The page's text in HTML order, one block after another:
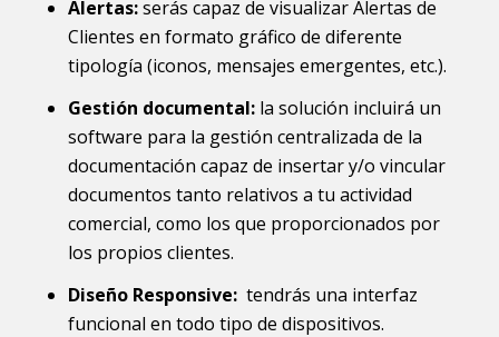
Alertas:serás capaz de visualizar Alertas de
Clientes en formato gráfico de diferente
tipología (iconos, mensajes emergentes, etc.).
Gestión documental: la solución incluirá un
software para la gestión centralizada de la
documentación capaz de insertar y/o vincular
documentos tanto relativos a tu actividad
comercial, como los que proporcionados por
los propios clientes.
Diseño Responsive: tendrás una interfaz
funcional en todo tipo de dispositivos.